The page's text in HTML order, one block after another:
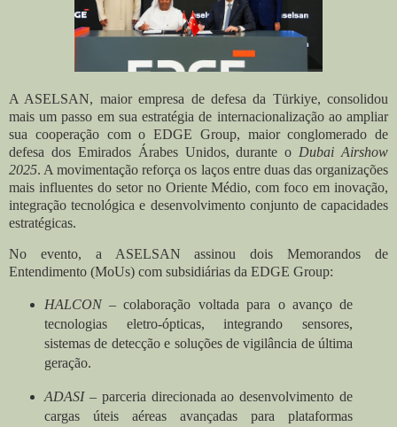
A ASELSAN, maior empresa de defesa da Türkiye, consolidou
mais um passo em sua estratégia de internacionalização ao ampliar
sua cooperação com o EDGE Group, maior conglomerado de
defesa dos Emirados Árabes Unidos, durante o Dubai Airshow
2025. A movimentação reforça os laços entre duas das organizações
mais influentes do setor no Oriente Médio, com foco em inovação,
integração tecnológica e desenvolvimento conjunto de capacidades
estratégicas.
No evento, a ASELSAN assinou dois Memorandos de
Entendimento (MoUs) com subsidiárias da EDGE Group:
HALCON – colaboração voltada para o avanço de
tecnologias eletro-ópticas, integrando sensores,
sistemas de detecção e soluções de vigilância de última
geração.
ADASI – parceria direcionada ao desenvolvimento de
cargas úteis aéreas avançadas para plataformas